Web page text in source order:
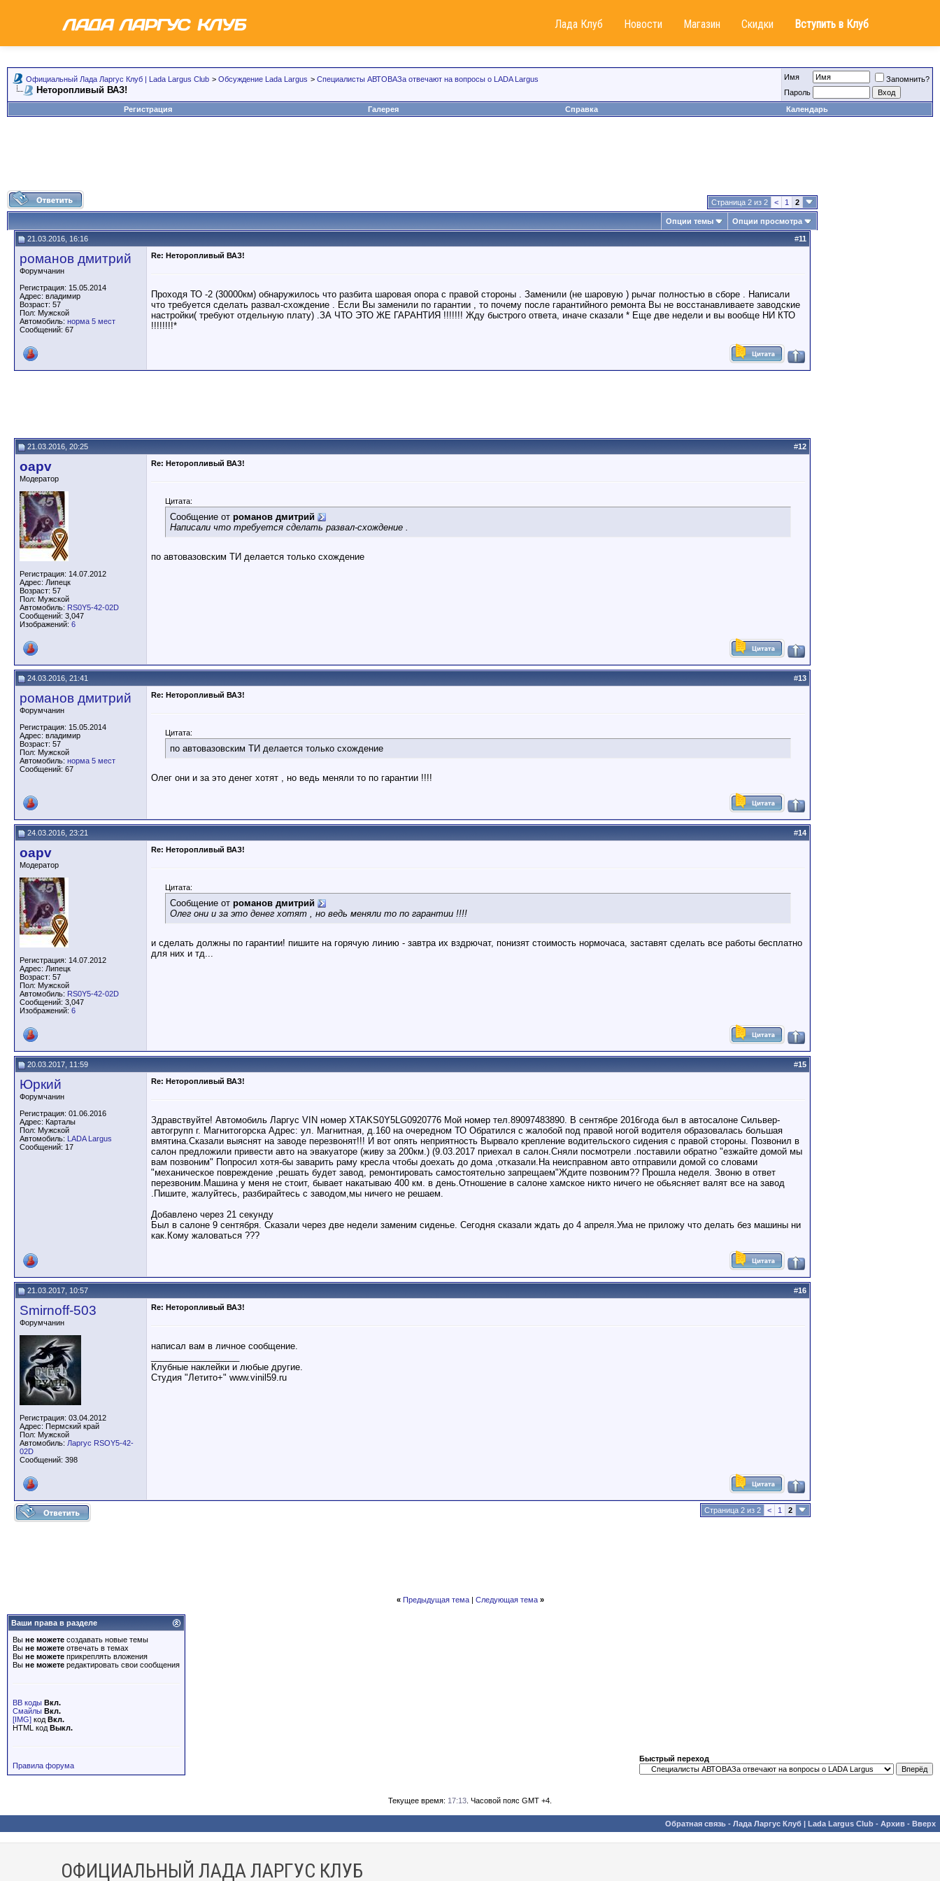
Лада Клуб Новости Магазин Скидки Вступить в Клуб
Официальный Лада Ларгус Клуб | Lada Largus Club > Обсуждение Lada Largus > Специалисты АВТОВАЗа отвечают на вопросы о LADA Largus
Неторопливый ВАЗ!
Имя
Запомнить?
Пароль
Регистрация
Галерея Справка Календарь
Страница 2 из 2 < 1 2
Опции темы Опции просмотра
21.03.2016, 16:16 #11
романов дмитрий
Форумчанин
Регистрация: 15.05.2014
Адрес: владимир
Возраст: 57
Пол: Мужской
Автомобиль: норма 5 мест
Сообщений: 67
Re: Неторопливый ВАЗ!
Проходя ТО -2 (30000км) обнаружилось что разбита шаровая опора с правой стороны . Заменили (не шаровую ) рычаг полностью в сборе . Написали
что требуется сделать развал-схождение . Если Вы заменили по гарантии , то почему после гарантийного ремонта Вы не восстанавливаете заводские
настройки( требуют отдельную плату) .ЗА ЧТО ЭТО ЖЕ ГАРАНТИЯ !!!!!!! Жду быстрого ответа, иначе сказали * Еще две недели и вы вообще НИ КТО
!!!!!!!!*
21.03.2016, 20:25 #12
oapv
Модератор
Регистрация: 14.07.2012
Адрес: Липецк
Возраст: 57
Пол: Мужской
Автомобиль: RS0Y5-42-02D
Сообщений: 3,047
Изображений: 6
Re: Неторопливый ВАЗ!
Цитата:
Сообщение от романов дмитрий
Написали что требуется сделать развал-схождение .
по автовазовским ТИ делается только схождение
24.03.2016, 21:41 #13
романов дмитрий
Форумчанин
Регистрация: 15.05.2014
Адрес: владимир
Возраст: 57
Пол: Мужской
Автомобиль: норма 5 мест
Сообщений: 67
Re: Неторопливый ВАЗ!
Цитата:
по автовазовским ТИ делается только схождение
Олег они и за это денег хотят , но ведь меняли то по гарантии !!!!
24.03.2016, 23:21 #14
oapv
Модератор
Регистрация: 14.07.2012
Адрес: Липецк
Возраст: 57
Пол: Мужской
Автомобиль: RS0Y5-42-02D
Сообщений: 3,047
Изображений: 6
Re: Неторопливый ВАЗ!
Цитата:
Сообщение от романов дмитрий
Олег они и за это денег хотят , но ведь меняли то по гарантии !!!!
и сделать должны по гарантии! пишите на горячую линию - завтра их вздрючат, понизят стоимость нормочаса, заставят сделать все работы бесплатно
для них и тд...
20.03.2017, 11:59 #15
Юркий
Форумчанин
Регистрация: 01.06.2016
Адрес: Карталы
Пол: Мужской
Автомобиль: LADA Largus
Сообщений: 17
Re: Неторопливый ВАЗ!
Здравствуйте! Автомобиль Ларгус VIN номер XTAKS0Y5LG0920776 Мой номер тел.89097483890. В сентябре 2016года был в автосалоне Сильвер-
автогрупп г. Магнитогорска Адрес: ул. Магнитная, д.160 на очередном ТО Обратился с жалобой под правой ногой водителя образовалась большая
вмятина.Сказали выяснят на заводе перезвонят!!! И вот опять неприятность Вырвало крепление водительского сидения с правой стороны. Позвонил в
салон предложили привести авто на эвакуаторе (живу за 200км.) (9.03.2017 приехал в салон.Сняли посмотрели .поставили обратно "езжайте домой мы
вам позвоним" Попросил хотя-бы заварить раму кресла чтобы доехать до дома ,отказали.На неисправном авто отправили домой со словами
"механическое повреждение ,решать будет завод, ремонтировать самостоятельно запрещаем"Ждите позвоним?? Прошла неделя. Звоню в ответ
перезвоним.Машина у меня не стоит, бывает накатываю 400 км. в день.Отношение в салоне хамское никто ничего не обьясняет валят все на завод
.Пишите, жалуйтесь, разбирайтесь с заводом,мы ничего не решаем.
Добавлено через 21 секунду
Был в салоне 9 сентября. Сказали через две недели заменим сиденье. Сегодня сказали ждать до 4 апреля.Ума не приложу что делать без машины ни
как.Кому жаловаться ???
21.03.2017, 10:57 #16
Smirnoff-503
Форумчанин
Регистрация: 03.04.2012
Адрес: Пермский край
Пол: Мужской
Автомобиль: Ларгус RSOY5-42-
02D
Сообщений: 398
Re: Неторопливый ВАЗ!
написал вам в личное сообщение.
Клубные наклейки и любые другие.
Студия "Летито+" www.vinil59.ru
Страница 2 из 2 < 1 2
« Предыдущая тема| Следующая тема »
Ваши права в разделе
Вы не можете создавать новые темы
Вы не можете отвечать в темах
Вы не можете прикреплять вложения
Вы не можете редактировать свои сообщения
BB коды Вкл.
Смайлы Вкл.
[IMG] код Вкл.
HTML код Выкл.
Правила форума
Быстрый переход
Текущее время: 17:13 . Часовой пояс GMT +4.
Обратная связь - Лада Ларгус Клуб | Lada Largus Club - Архив - Вверх
ОФИЦИАЛЬНЫЙ ЛАДА ЛАРГУС КЛУБ